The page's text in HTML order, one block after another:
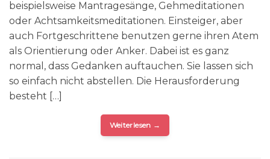
beispielsweise Mantragesänge, Gehmeditationen
oder Achtsamkeitsmeditationen. Einsteiger, aber
auch Fortgeschrittene benutzen gerne ihren Atem
als Orientierung oder Anker. Dabei ist es ganz
normal, dass Gedanken auftauchen. Sie lassen sich
so einfach nicht abstellen. Die Herausforderung
besteht […]
Weiterlesen →